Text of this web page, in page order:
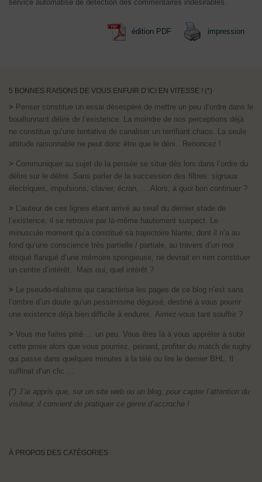
service automatisé de détection des commentaires indésirables.
édition PDF impression
5 BONNES RAISONS DE VOUS ENFUIR D’ICI EN VITESSE ! (*)
> Penser constitue un essai désespéré de mettre un peu d’ordre dans le
bouillonnant délire de l’existence. La moindre de nos perceptions déjà
ne constitue qu’une tentative de canaliser un terrifiant chaos. La seule
attitude raisonnable ne peut donc être que le déni. Renoncez !
> Communiquer au sujet de la pensée se situe dès lors dans l’ordre du
délire sur le délire. Sans parler de la succession des filtres: signaux
électriques, impulsions, clavier, écran, … Alors, à quoi bon continuer ?
> L’auteur de ces lignes étant arrivé au seuil du dernier stade de
l’existence, il se retrouve par là-même hautement suspect. Le
minuscule moment qu’a constitué sa trajectoire filante, dont il n’a au
fond qu’une conscience très partielle / partiale, au travers d’un moi
étriqué flanqué d’une mémoire spongieuse, ne devrait en rien constituer
un centre d’intérêt. Mais oui, quel intérêt ?
> Le pseudo-réalisme qui caractérise les pages de ce blog n’est sans
l’ombre d’un doute qu’un pessimisme déguisé, destiné à vous pourrir
une existence déjà bien difficile à endurer. Aimez-vous tant souffrir ?
> Vous me faites pitié … un peu. Vous êtes là à vous apprêter à subir
cette prose alors que vous pourriez, peinard, profiter du match de rugby
qui passe dans quelques minutes à la télé ou lire le dernier BHL. Il
suffirait d’un clic …
(*) J’ai appris que, sur un site web ou un blog, pour capter l’attention du
visiteur, il convient de pratiquer ce genre d’accroche !
À PROPOS DES CATÉGORIES